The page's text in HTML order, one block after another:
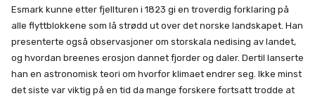
Esmark kunne etter fjellturen i 1823 gi en troverdig forklaring på
alle flyttblokkene som lå strødd ut over det norske landskapet. Han
presenterte også observasjoner om storskala nedising av landet,
og hvordan breenes erosjon dannet fjorder og daler. Dertil lanserte
han en astronomisk teori om hvorfor klimaet endrer seg. Ikke minst
det siste var viktig på en tid da mange forskere fortsatt trodde at